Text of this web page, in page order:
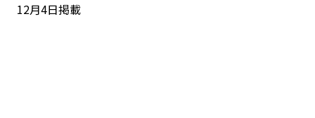
12月4日掲載